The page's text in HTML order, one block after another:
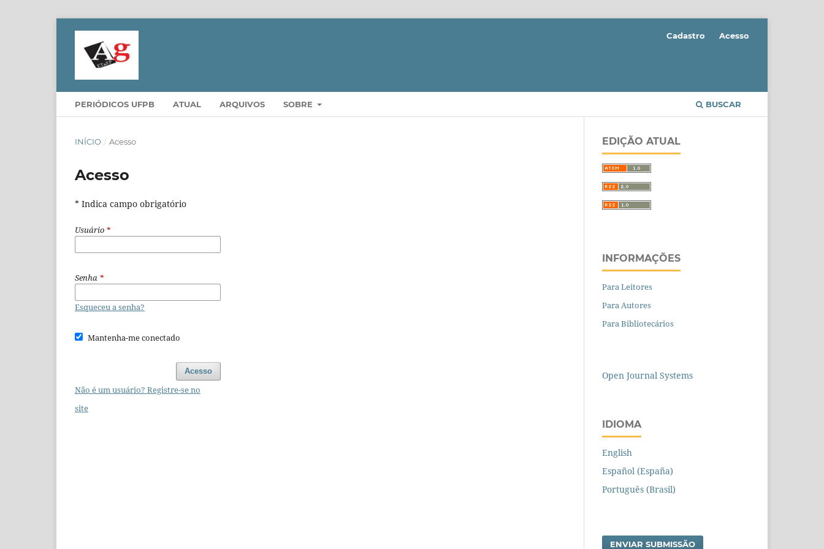
PERIÓDICOS UFPB ATUAL ARQUIVOS SOBRE BUSCAR
Cadastro Acesso
INÍCIO / Acesso
Acesso
* Indica campo obrigatório
Usuário *
Senha *
Esqueceu a senha?
Mantenha-me conectado
Acesso
Não é um usuário? Registre-se no
site
EDIÇÃO ATUAL
INFORMAÇÕES
Para Leitores
Para Autores
Para Bibliotecários
Open Journal Systems
IDIOMA
English
Español (España)
Português (Brasil)
ENVIAR SUBMISSÃO